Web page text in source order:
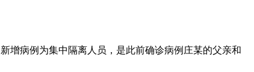
增病例为集中隔离人员，是此前确诊病例庄某的父亲和